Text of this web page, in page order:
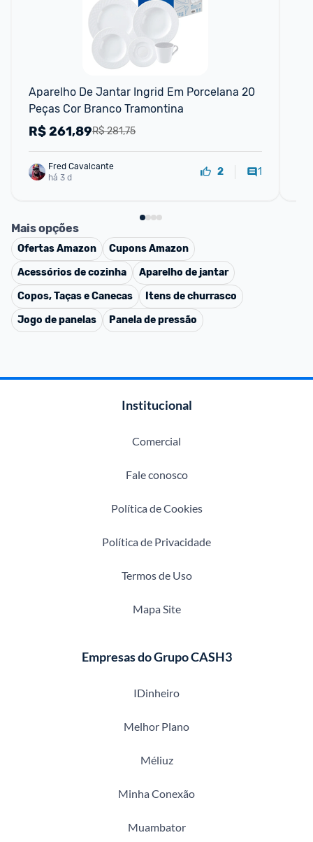
Aparelho De Jantar Ingrid Em Porcelana 20
Peças Cor Branco Tramontina
R$ 281,75
R$261,89
Fred Cavalcante
há 3 d
2 1
Mais opções
OfertasAmazon CuponsAmazon
Acessórios de cozinha
Aparelho de jantar
Copos, Taças e Canecas
Itens de churrasco
Jogo de panelas
Panela de pressão
Institucional
Comercial
Fale conosco
Política de Cookies
Política de Privacidade
Termos de Uso
Mapa Site
Empresas do Grupo CASH3
IDinheiro
Melhor Plano
Méliuz
Minha Conexão
Muambator